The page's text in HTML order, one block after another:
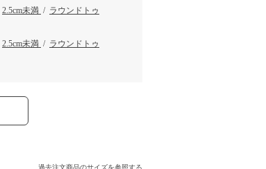
2.5cm未満 / ラウンドトゥ
2.5cm未満 / ラウンドトゥ
過去注文商品のサイズを参照する